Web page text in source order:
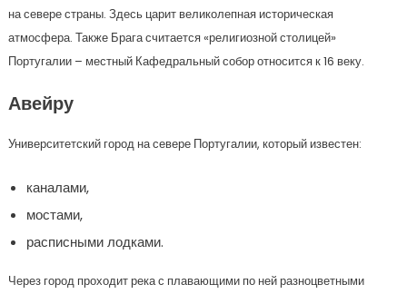
на севере страны. Здесь царит великолепная историческая
атмосфера. Также Брага считается «религиозной столицей»
Португалии – местный Кафедральный собор относится к 16 веку.
Авейру
Университетский город на севере Португалии, который известен:
каналами,
мостами,
расписными лодками.
Через город проходит река с плавающими по ней разноцветными